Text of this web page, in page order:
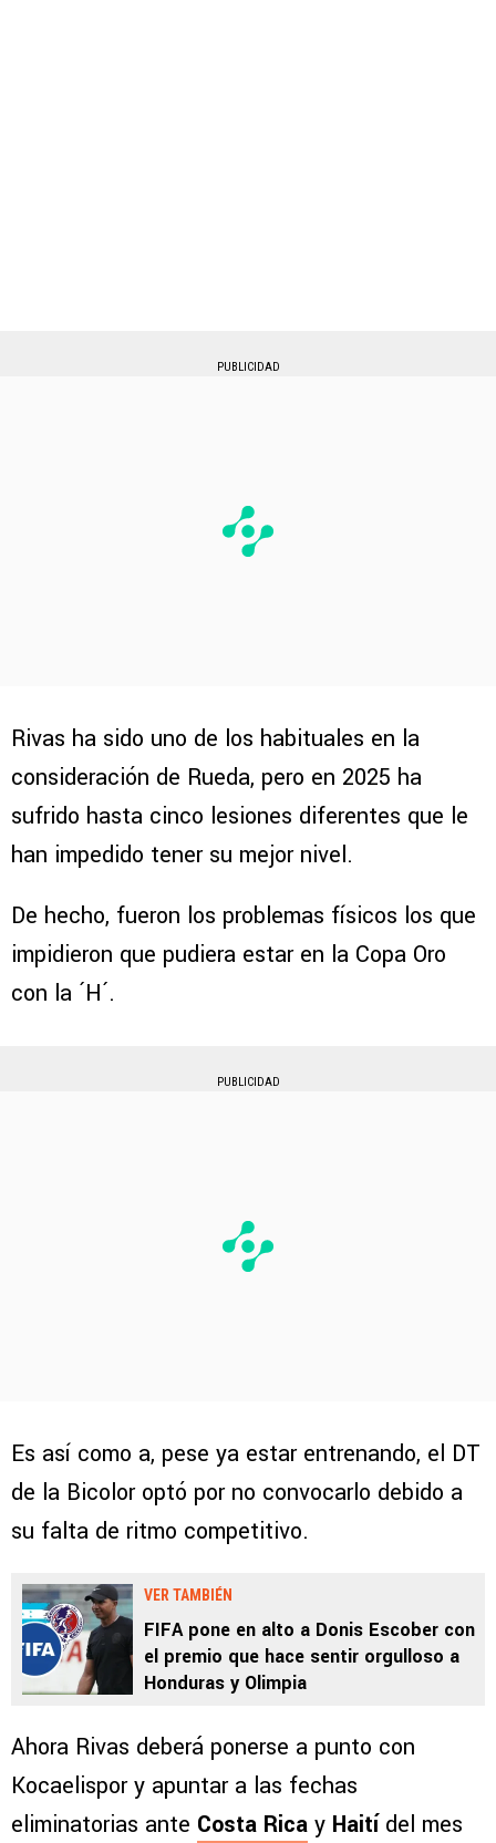
PUBLICIDAD
Rivas ha sido uno de los habituales en la
consideración de Rueda, pero en 2025 ha
sufrido hasta cinco lesiones diferentes que le
han impedido tener su mejor nivel.
De hecho, fueron los problemas físicos los que
impidieron que pudiera estar en la Copa Oro
con la ´H´.
PUBLICIDAD
Es así como a, pese ya estar entrenando, el DT
de la Bicolor optó por no convocarlo debido a
su falta de ritmo competitivo.
VER TAMBIÉN
FIFA pone en alto a Donis Escober con
el premio que hace sentir orgulloso a
Honduras y Olimpia
Ahora Rivas deberá ponerse a punto con
Kocaelispor y apuntar a las fechas
eliminatorias ante Costa Rica y Haití del mes